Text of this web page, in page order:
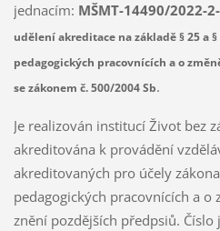
jednacím: MŠMT-14490/2022-
udělení akreditace na základě § 25 a §
pedagogických pracovnících a o
se zákonem č. 500/2004 Sb.
Je realizován institucí Život bez
akreditována k provádění
akreditovaných pro účely
pedagogických pracovnících a o
znění pozdějších předpsiů. Číslo